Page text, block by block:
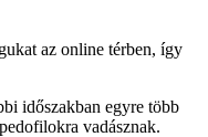
az online térben, így
időszakban egyre több
vadásznak.